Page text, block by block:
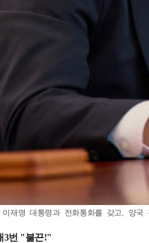
재명 대통령과 전화통화를 갖고, 양